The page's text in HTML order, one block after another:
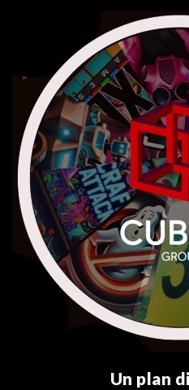
Un plan